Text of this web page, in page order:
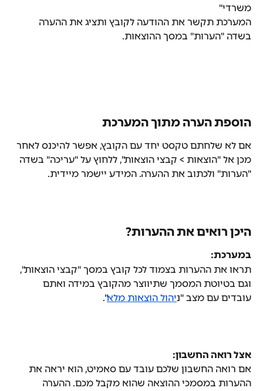
משרדי"
המערכת תקשר את ההודעה לקובץ ותציג את ההערה
בשדה "הערות" במסך ההוצאות.
הוספת הערה מתוך המערכת
אם לא שלחתם טקסט יחד עם הקובץ, אפשר להיכנס לאחר
מכן אל "הוצאות > קבצי הוצאות", ללחוץ על "עריכה" בשדה
"הערות" ולכתוב את ההערה. המידע יישמר מיידית.
היכן רואים את ההערות?
במערכת:
תראו את ההערות בצמוד לכל קובץ במסך "קבצי הוצאות",
וגם בטיוטת המסמך שתיווצר מהקובץ במידה ואתם
עובדים עם מצב "ניהול הוצאות מלא".
אצל רואה החשבון:
אם רואה החשבון שלכם עובד עם סאמיט, הוא יראה את
ההערות במסמכי ההוצאה שהוא מקבל מכם. ההערה